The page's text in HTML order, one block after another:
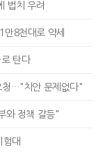
법치 우려
8천대로 약세
탄다
청…"치안 문제없다"
와 정책 갈등"
험대